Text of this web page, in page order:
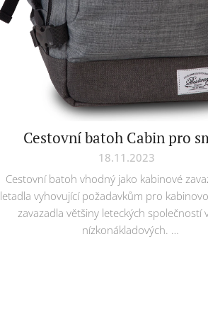
Cestovní batoh Cabin pro
18.11.2023
Cestovní batoh vhodný jako kabinové
letadla vyhovující požadavkům pro
zavazadla většiny leteckých společností
nízkonákladových.